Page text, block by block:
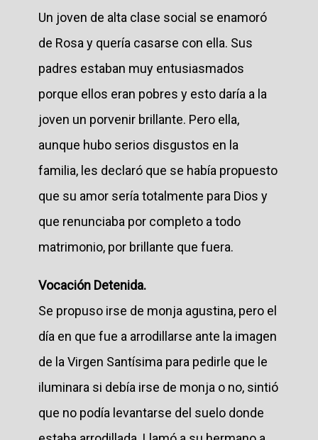
Un joven de alta clase social se enamoró
de Rosa y quería casarse con ella. Sus
padres estaban muy entusiasmados
porque ellos eran pobres y esto daría a la
joven un porvenir brillante. Pero ella,
aunque hubo serios disgustos en la
familia, les declaró que se había propuesto
que su amor sería totalmente para Dios y
que renunciaba por completo a todo
matrimonio, por brillante que fuera.
Vocación Detenida.
Se propuso irse de monja agustina, pero el
día en que fue a arrodillarse ante la imagen
de la Virgen Santísima para pedirle que le
iluminara si debía irse de monja o no, sintió
que no podía levantarse del suelo donde